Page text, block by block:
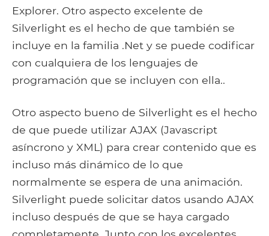
Explorer. Otro aspecto excelente de
Silverlight es el hecho de que también se
incluye en la familia .Net y se puede codificar
con cualquiera de los lenguajes de
programación que se incluyen con ella..
Otro aspecto bueno de Silverlight es el hecho
de que puede utilizar AJAX (Javascript
asíncrono y XML) para crear contenido que es
incluso más dinámico de lo que
normalmente se espera de una animación.
Silverlight puede solicitar datos usando AJAX
incluso después de que se haya cargado